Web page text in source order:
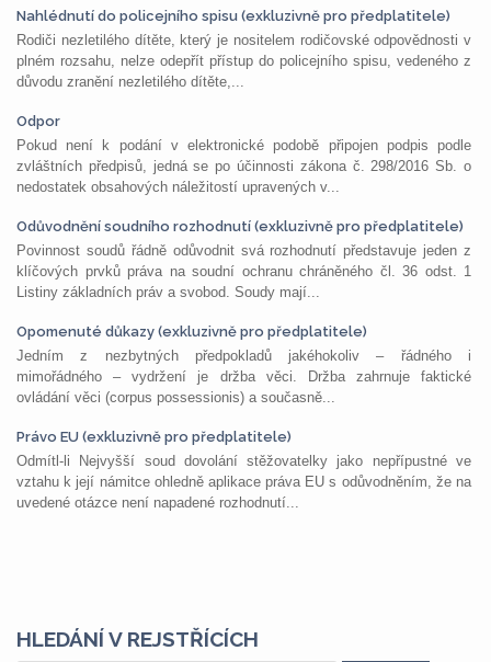
Nahlédnutí do policejního spisu (exkluzivně pro předplatitele)
Rodiči nezletilého dítěte, který je nositelem rodičovské odpovědnosti v
plném rozsahu, nelze odepřít přístup do policejního spisu, vedeného z
důvodu zranění nezletilého dítěte,...
Odpor
Pokud není k podání v elektronické podobě připojen podpis podle
zvláštních předpisů, jedná se po účinnosti zákona č. 298/2016 Sb. o
nedostatek obsahových náležitostí upravených v...
Odůvodnění soudního rozhodnutí (exkluzivně pro předplatitele)
Povinnost soudů řádně odůvodnit svá rozhodnutí představuje jeden z
klíčových prvků práva na soudní ochranu chráněného čl. 36 odst. 1
Listiny základních práv a svobod. Soudy mají...
Opomenuté důkazy (exkluzivně pro předplatitele)
Jedním z nezbytných předpokladů jakéhokoliv – řádného i
mimořádného – vydržení je držba věci. Držba zahrnuje faktické
ovládání věci (corpus possessionis) a současně...
Právo EU (exkluzivně pro předplatitele)
Odmítl-li Nejvyšší soud dovolání stěžovatelky jako nepřípustné ve
vztahu k její námitce ohledně aplikace práva EU s odůvodněním, že na
uvedené otázce není napadené rozhodnutí...
HLEDÁNÍ V REJSTŘÍCÍCH